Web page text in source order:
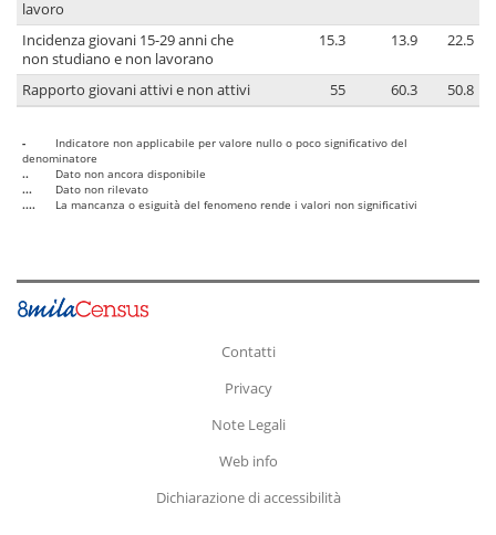
lavoro
Incidenza giovani 15-29 anni che
non studiano e non lavorano
15.3 13.9 22.5
Rapporto giovani attivi e non attivi 55 60.3 50.8
-
Indicatore non applicabile per valore nullo o poco significativo del
denominatore
..
Dato non ancora disponibile
...
Dato non rilevato
....
La mancanza o esiguità del fenomeno rende i valori non significativi
Contatti
Privacy
Note Legali
Web info
Dichiarazione di accessibilità